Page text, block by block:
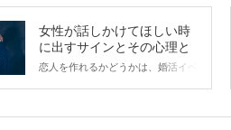
女性が話しかけてほしい時
に出すサインとその心理と
は？
恋人を作れるかどうかは、婚活イベ